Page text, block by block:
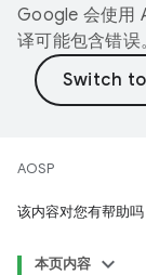
Google 会使用
译可能包含错误。
AOSP
该内容对您有帮助吗
本页内容